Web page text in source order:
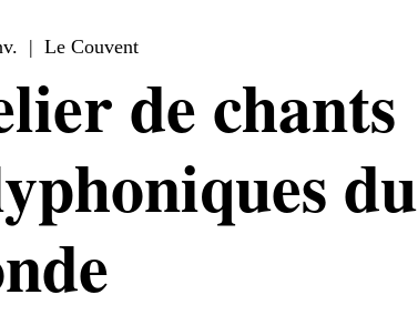
  |
Le Couvent
de chants
du